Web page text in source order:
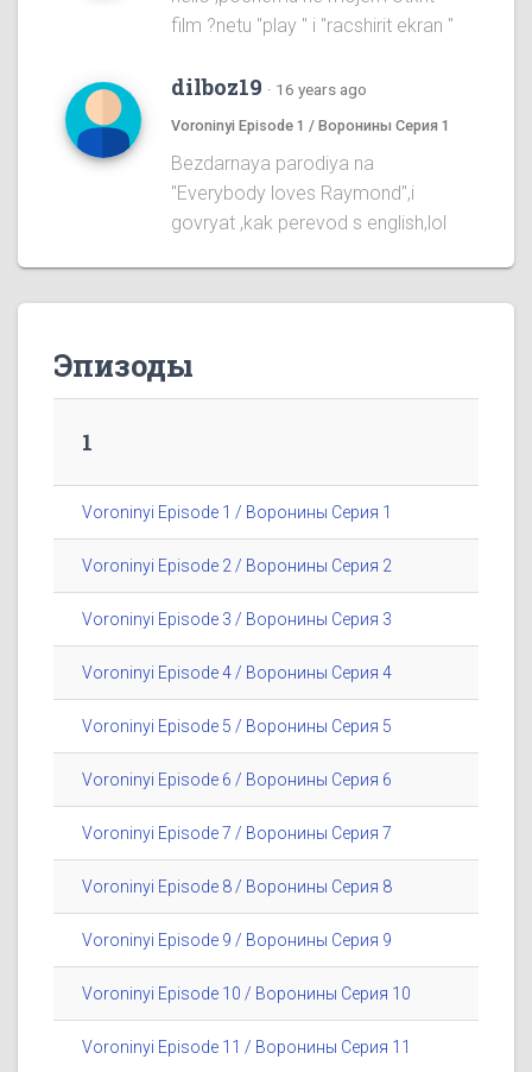
film ?netu "play " i "racshirit ekran "
dilboz19 · 16 years ago
Voroninyi Episode 1 / Воронины Серия 1
Bezdarnaya parodiya na
''Everybody loves Raymond'',i
govryat ,kak perevod s english,lol
Эпизоды
1
Voroninyi Episode 1 / Воронины Серия 1
Voroninyi Episode 2 / Воронины Серия 2
Voroninyi Episode 3 / Воронины Серия 3
Voroninyi Episode 4 / Воронины Серия 4
Voroninyi Episode 5 / Воронины Серия 5
Voroninyi Episode 6 / Воронины Серия 6
Voroninyi Episode 7 / Воронины Серия 7
Voroninyi Episode 8 / Воронины Серия 8
Voroninyi Episode 9 / Воронины Серия 9
Voroninyi Episode 10 / Воронины Серия 10
Voroninyi Episode 11 / Воронины Серия 11